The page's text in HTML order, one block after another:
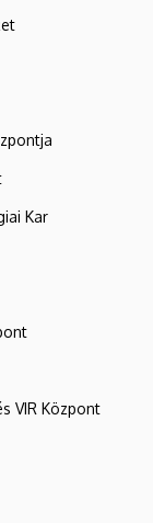
Kar
VIR Központ